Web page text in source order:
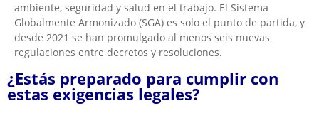
ambiente, seguridad y salud en el trabajo. El Sistema
Globalmente Armonizado (SGA) es solo el punto de partida, y
desde 2021 se han promulgado al menos seis nuevas
regulaciones entre decretos y resoluciones.
¿Estás preparado para cumplir con
estas exigencias legales?